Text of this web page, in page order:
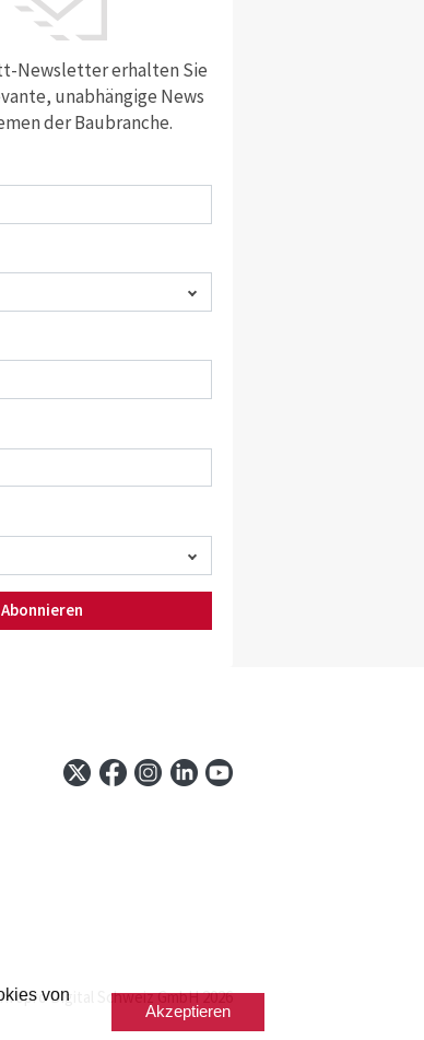
von
Akzeptieren
Newsletter erhalten Sie
unabhängige News
der Baubranche.
Abonnieren
Digital Schweiz GmbH 2026